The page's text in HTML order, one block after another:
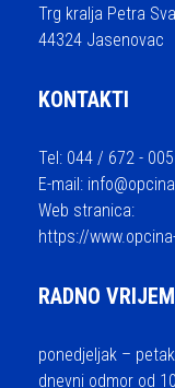
Trg kralja Petra
44324 Jasenovac
KONTAKTI
Tel: 044 / 672 - 005
E-mail:
Web stranica:
https://
RADNO
ponedjeljak –
dnevni odmor od